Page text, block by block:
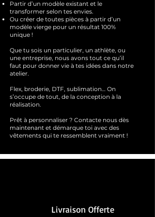
Partir d’un modèle existant et le
transformer selon tes envies.
Ou créer de toutes pièces à partir d’un
modèle vierge pour un résultat 100%
unique !
Que tu sois un particulier, un athlète, ou
une entreprise, nous avons tout ce qu’il
faut pour donner vie à tes idées dans notre
atelier.
Flex, broderie, DTF, sublimation… On
s’occupe de tout, de la conception à la
réalisation.
Prêt à personnaliser ? Contacte nous dès
maintenant et démarque toi avec des
vêtements qui te ressemblent vraiment !
Livraison Offerte